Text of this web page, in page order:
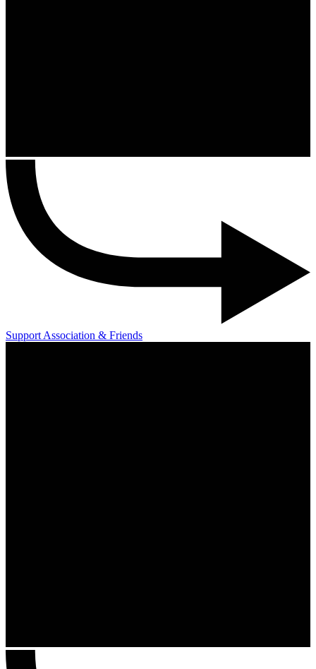
Support Association & Friends